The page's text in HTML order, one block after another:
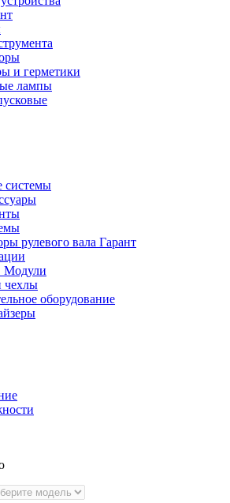
и герметики
лампы
системы
рулевого вала Гарант
Модули
чехлы
оборудование